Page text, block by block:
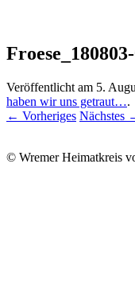
Veröffentlicht am 5.
haben wir uns getraut….
← Vorheriges Nächstes
© Wremer Heimatkreis